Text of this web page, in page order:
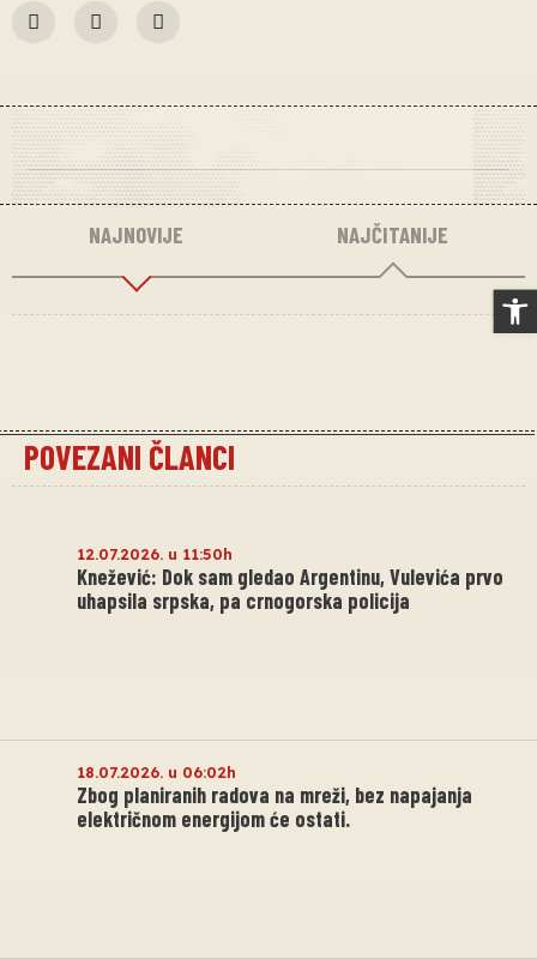
NAJNOVIJE NAJČITANIJE
POVEZANI ČLANCI
12.07.2026. u 11:50h
Knežević: Dok sam gledao Argentinu, Vulevića prvo
uhapsila srpska, pa crnogorska policija
18.07.2026. u 06:02h
Zbog planiranih radova na mreži, bez napajanja
električnom energijom će ostati.